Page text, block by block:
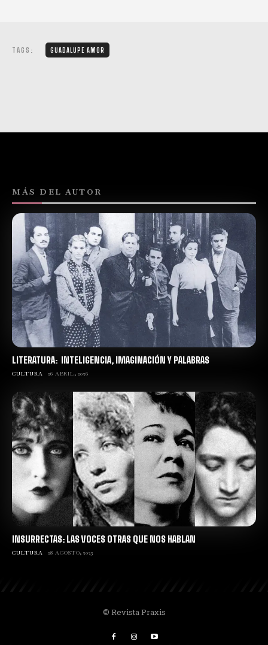
TAGS: GUADALUPE AMOR
MÁS DEL AUTOR
LITERATURA: INTELIGENCIA, IMAGINACIÓN Y PALABRAS
CULTURA 26 ABRIL, 2026
INSURRECTAS: LAS VOCES OTRAS QUE NOS HABLAN
CULTURA 28 AGOSTO, 2023
© Revista Praxis